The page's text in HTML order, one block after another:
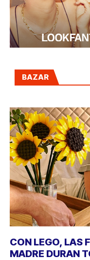
BAZAR
CON LEGO, LAS
MADRE DURAN